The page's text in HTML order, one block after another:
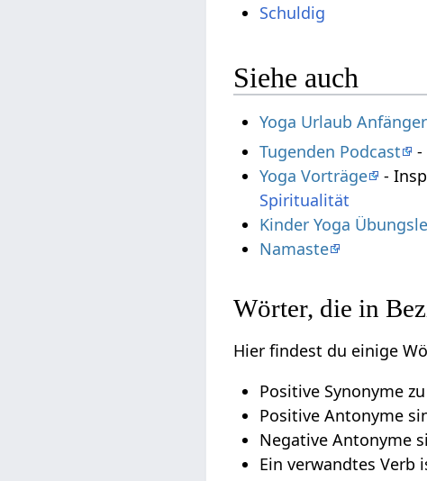
Schuldig
Siehe auch
Yoga Urlaub Anfänger
Tugenden Podcast
-
Yoga Vorträge
-
Spiritualität
Kinder Yoga
Namaste
Wörter, die in
Hier findest du einige
Positive Synonyme
Positive Antonyme
Negative Antonyme
Ein verwandtes Verb